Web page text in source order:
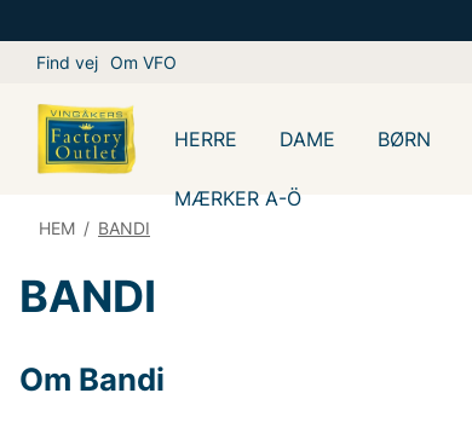
Find vej Om VFO
HERRE DAME BØRN
MÆRKER A-Ö
HEM / BANDI
BANDI
Om Bandi